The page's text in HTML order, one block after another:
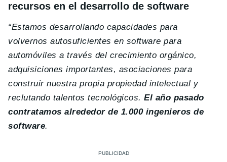
recursos en el desarrollo de software
“Estamos desarrollando capacidades para
volvernos autosuficientes en software para
automóviles a través del crecimiento orgánico,
adquisiciones importantes, asociaciones para
construir nuestra propia propiedad intelectual y
reclutando talentos tecnológicos.El año pasado
contratamos alrededor de 1.000 ingenieros de
software.